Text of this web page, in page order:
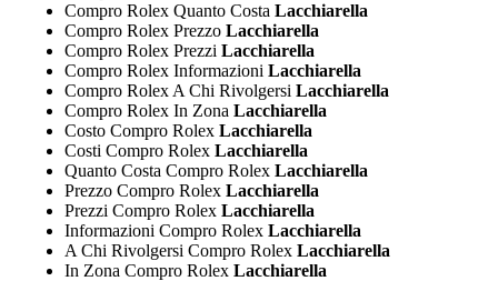
Compro Rolex Quanto Costa Lacchiarella
Compro Rolex Prezzo Lacchiarella
Compro Rolex Prezzi Lacchiarella
Compro Rolex Informazioni Lacchiarella
Compro Rolex A Chi Rivolgersi Lacchiarella
Compro Rolex In Zona Lacchiarella
Costo Compro Rolex Lacchiarella
Costi Compro Rolex Lacchiarella
Quanto Costa Compro Rolex Lacchiarella
Prezzo Compro Rolex Lacchiarella
Prezzi Compro Rolex Lacchiarella
Informazioni Compro Rolex Lacchiarella
A Chi Rivolgersi Compro Rolex Lacchiarella
In Zona Compro Rolex Lacchiarella